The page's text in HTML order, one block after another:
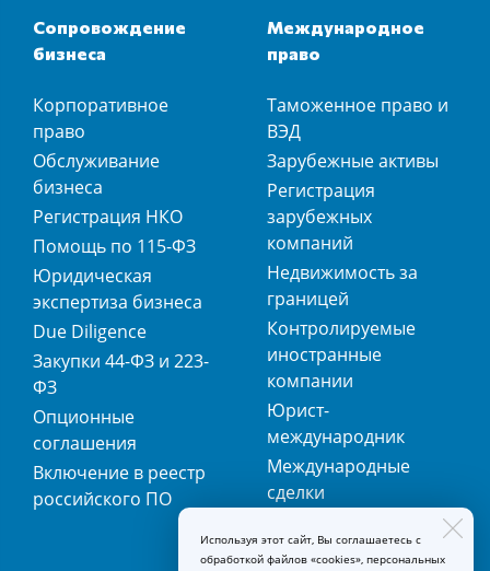
Сопровождение
бизнеса
Корпоративное
право
Обслуживание
бизнеса
Регистрация НКО
Помощь по 115-ФЗ
Юридическая
экспертиза бизнеса
Due Diligence
Закупки 44-ФЗ и 223-
ФЗ
Опционные
соглашения
Включение в реестр
российского ПО
Международное
право
Таможенное право и
ВЭД
Зарубежные активы
Регистрация
зарубежных
компаний
Недвижимость за
границей
Контролируемые
иностранные
компании
Юрист-
международник
Международные
сделки
регистрация
Используя этот сайт, Вы соглашаетесь с
обработкой файлов «cookies», персональных